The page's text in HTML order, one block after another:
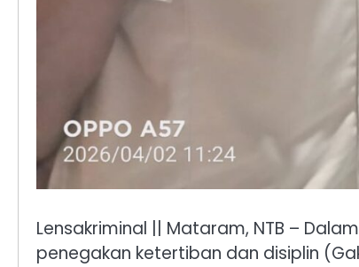
Lensakriminal || Mataram, NTB –
penegakan ketertiban dan disiplin